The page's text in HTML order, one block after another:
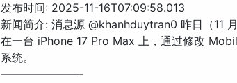
发布时间: 2025-11-16T07:09:58.013
新闻简介: 消息源 @khanhduytran0 昨日（11
在一台 iPhone 17 Pro Max 上，通过修改
系统。
———————-